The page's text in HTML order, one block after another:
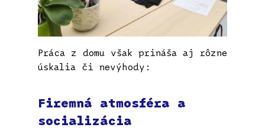
Práca z domu však prináša aj rôzne
úskalia či nevýhody:
Firemná atmosféra a
socializácia